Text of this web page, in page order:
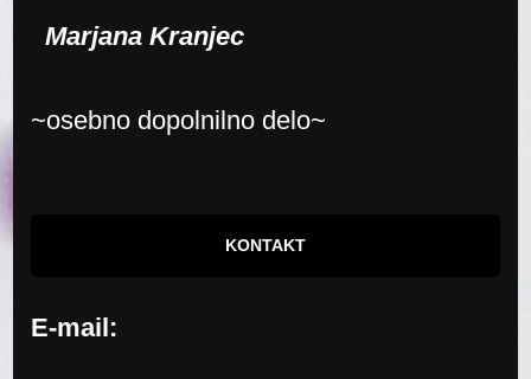
Marjana Kranjec
~osebno dopolnilno delo~
KONTAKT
E-mail: